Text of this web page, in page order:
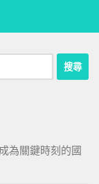
為關鍵時刻的國